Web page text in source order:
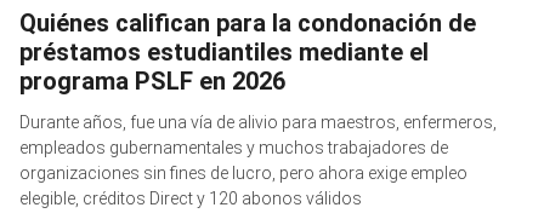
Quiénes califican para la condonación de
préstamos estudiantiles mediante el
programa PSLF en 2026
Durante años, fue una vía de alivio para maestros, enfermeros,
empleados gubernamentales y muchos trabajadores de
organizaciones sin fines de lucro, pero ahora exige empleo
elegible, créditos Direct y 120 abonos válidos